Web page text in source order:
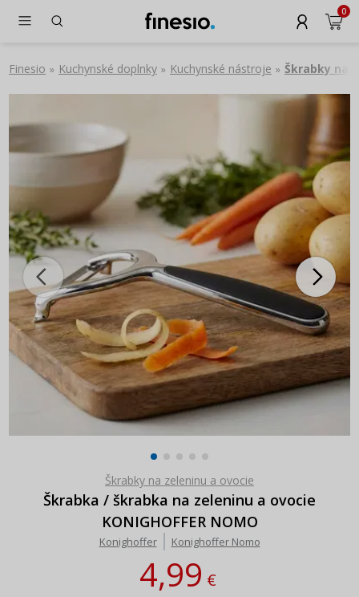
0
Finesio » Kuchynské doplnky » Kuchynské nástroje » Škrabky na
Škrabky na zeleninu a ovocie
Škrabka / škrabka na zeleninu a ovocie
KONIGHOFFER NOMO
Konighoffer Konighoffer Nomo
4,99€